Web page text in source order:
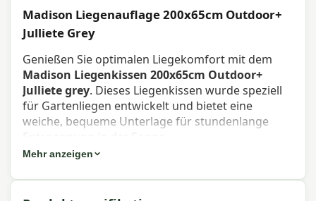
Madison Liegenauflage 200x65cm Outdoor+
Julliete Grey
Genießen Sie optimalen Liegekomfort mit dem
Madison Liegenkissen 200x65cm Outdoor+
Julliete grey. Dieses Liegenkissen wurde speziell
für Gartenliegen entwickelt und bietet eine
weiche, bequeme Unterlage für stundenlange
Entspannung in der Sonne.
Mehr anzeigen